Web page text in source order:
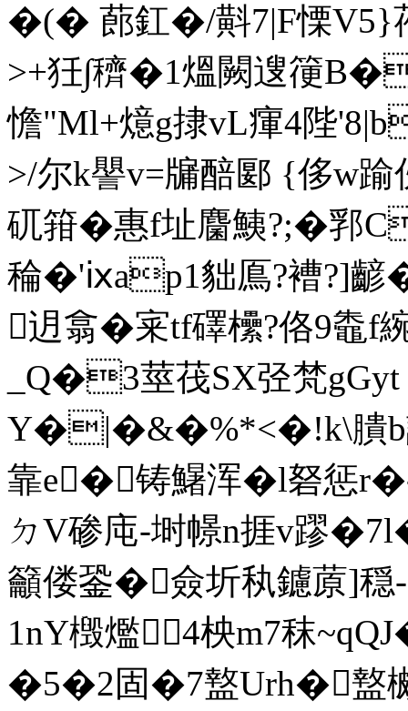
�(� 蓢釭�/斢7|F慄V5}
>+狅∫穧�1熅闕遚箯
憺"Ml+燱g捸vL瘒4陛
>/尔k譻v=牖醅郾 {侈w
矹箝�惠f址麕鮧?;�郛
稐 �'ⅸap1貀鳫?褿?
迌翕�宷tf礋欙?佫9鼄f
_Q�3莖茷SX弪梵gGyt
Y�|�&�%*<�!k\膭b
靠e�铸鱪浑�l砮惩r�-
ㄉV碜庉-埘幜n捱v蹘
籲偻銎�僉圻秇鑢蒝]穏-
1nY檓爁4柍m7秣
�5�2固�7盩Urh�